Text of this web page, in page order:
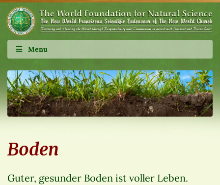
Menu
Boden
Guter, gesunder Boden ist voller Leben.